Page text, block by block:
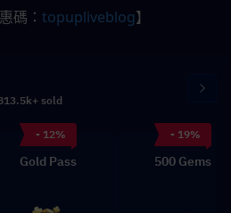
碼： topupliveblog】
sold
- 12%
Gold Pass
- 19%
500 Gems